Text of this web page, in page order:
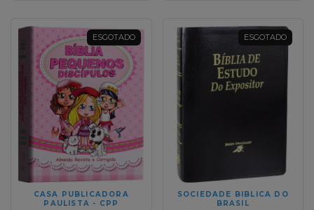
ESGOTADO
CASA PUBLICADORA
PAULISTA - CPP
ESGOTADO
SOCIEDADE BIBLICA DO
BRASIL